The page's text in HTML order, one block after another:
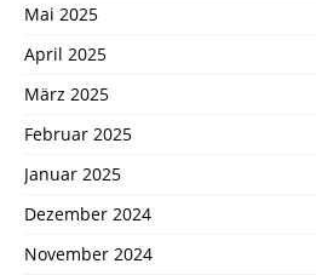
Mai 2025
April 2025
März 2025
Februar 2025
Januar 2025
Dezember 2024
November 2024